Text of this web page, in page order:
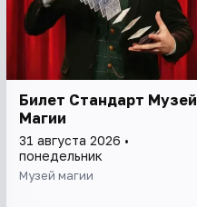
Билет Стандарт Музей
Магии
31 августа 2026 •
понедельник
Музей магии